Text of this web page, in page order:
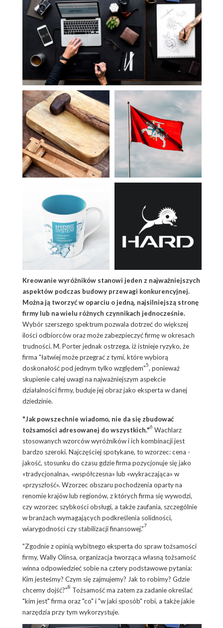
Kreowanie wyróżników stanowi jeden z najważniejszych
aspektów podczas budowy przewagi konkurencyjnej.
Można ją tworzyć w oparciu o jedną, najsilniejszą stronę
firmy lub na wielu różnych czynnikach jednocześnie.
Wybór szerszego spektrum pozwala dotrzeć do większej
ilości odbiorców oraz może zabezpieczyć firmę w okresach
trudności. M. Porter jednak ostrzega, iż istnieje ryzyko, że
firma "łatwiej może przegrać z tymi, które wybiorą
doskonałość pod jednym tylko względem"5, ponieważ
skupienie całej uwagi na najważniejszym aspekcie
działalności firmy, buduje jej obraz jako eksperta w danej
dziedzinie.
"Jak powszechnie wiadomo, nie da się zbudować
tożsamości adresowanej do wszystkich."6 Wachlarz
stosowanych wzorców wyróżników i ich kombinacji jest
bardzo szeroki. Najczęściej spotykane, to wzorzec: cena -
jakość, stosunku do czasu gdzie firma pozycjonuje się jako
«tradycjonalna», «współczesna» lub «wykraczająca» w
«przyszłość». Wzorzec obszaru pochodzenia oparty na
renomie krajów lub regionów, z których firma się wywodzi,
czy wzorzec szybkości obsługi, a także zaufania, szczególnie
w branżach wymagających podkreślenia solidności,
wiarygodności czy stabilizacji finansowej."7
"Zgodnie z opinią wybitnego eksperta do spraw tożsamości
firmy, Wally Olinsa, organizacja tworząca własną tożsamość
winna odpowiedzieć sobie na cztery podstawowe pytania:
Kim jesteśmy? Czym się zajmujemy? Jak to robimy? Gdzie
chcemy dojść?"8 Tożsamość ma zatem za zadanie określać
"kim jest" firma oraz "co" i "w jaki sposób" robi, a także jakie
narzędzia przy tym wykorzystuje.